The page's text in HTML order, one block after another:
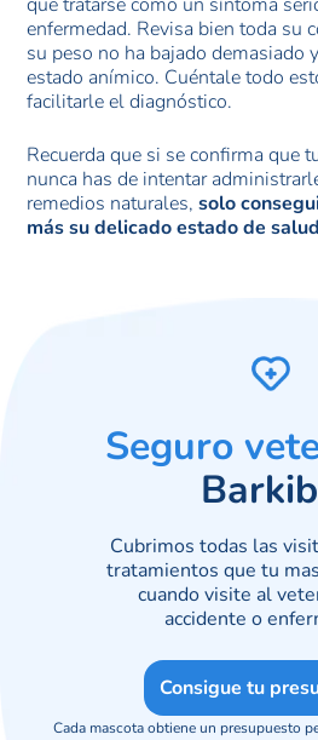
enfermedad. Revisa bien toda su
su peso no ha bajado demasiado
estado anímico. Cuéntale todo
facilitarle el diagnóstico.
Recuerda que si se confirma que
nunca has de intentar
remedios naturales,solo
más su delicado estado de
Seguro
Cubrimos todas las
tratamientos que tu
cuando visite al
accidente o
Consigue tu
Cada mascota obtiene un presupuesto